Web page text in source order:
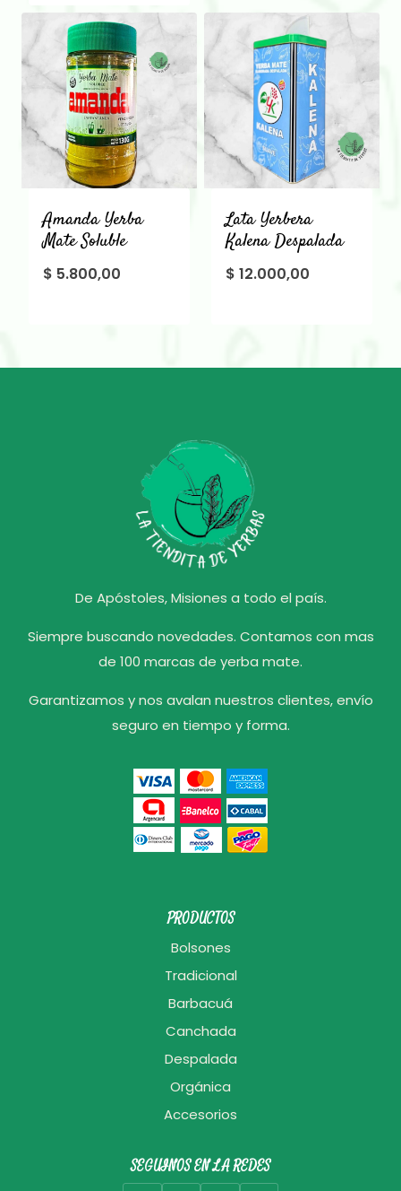
Amanda Yerba
Mate Soluble
$ 5.800,00
Lata Yerbera
Kalena Despalada
$ 12.000,00
De Apóstoles, Misiones a todo el país.
Siempre buscando novedades. Contamos con mas
de 100 marcas de yerba mate.
Garantizamos y nos avalan nuestros clientes, envío
seguro en tiempo y forma.
PRODUCTOS
Bolsones
Tradicional
Barbacuá
Canchada
Despalada
Orgánica
Accesorios
SEGUINOS EN LA REDES